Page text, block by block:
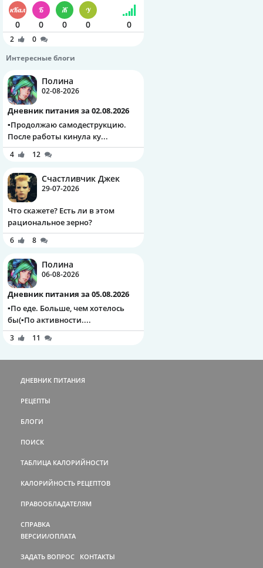
0 0 0 0 0
2
0
Интересные блоги
Полина
02-08-2026
Дневник питания за 02.08.2026
▪️Продолжаю самодеструкцию.
После работы кинула ку...
4 12
Счастливчик Джек
29-07-2026
Что скажете? Есть ли в этом
рациональное зерно?
6 8
Полина
06-08-2026
Дневник питания за 05.08.2026
▪️По еде. Больше, чем хотелось
бы(▪️По активности....
3 11
ДНЕВНИК ПИТАНИЯ
РЕЦЕПТЫ
БЛОГИ
ПОИСК
ТАБЛИЦА КАЛОРИЙНОСТИ
КАЛОРИЙНОСТЬ РЕЦЕПТОВ
ПРАВООБЛАДАТЕЛЯМ
СПРАВКА
ВЕРСИИ/ОПЛАТА
ЗАДАТЬ ВОПРОС КОНТАКТЫ